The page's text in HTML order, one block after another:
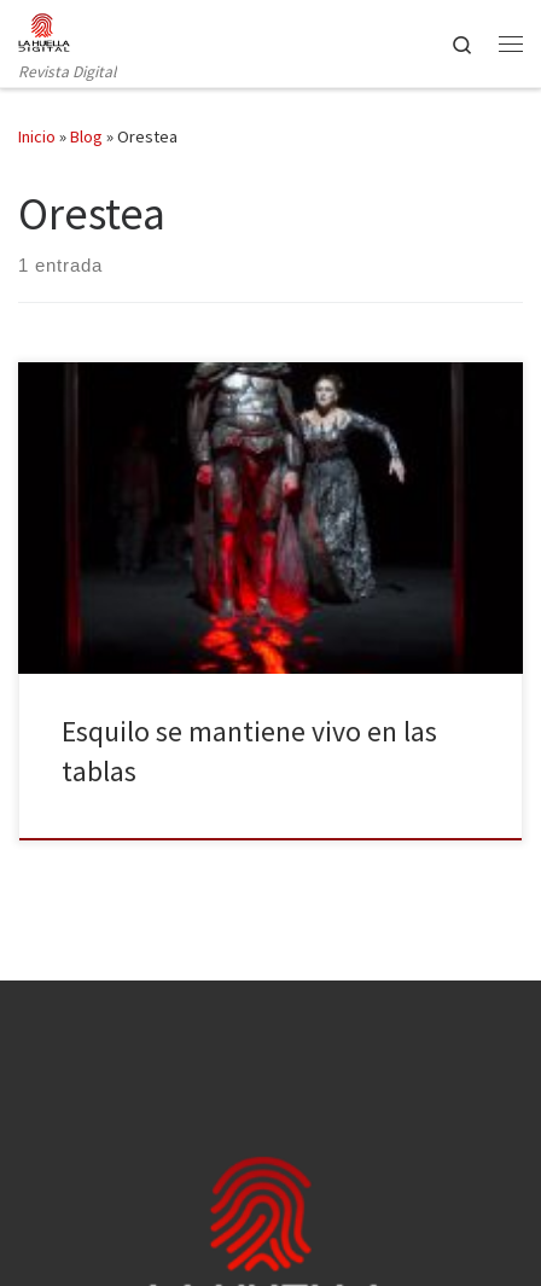
Saltar al contenido
Revista Digital
Search
Inicio »Blog »Orestea
Orestea
1 entrada
Los montajes de teatro clásico grecolatino son, a la vez, una
tentación y un peligro en sí mismos. Nunca se sabe por dónde
saldrá el director del montaje en cuestión, si se presenciará una
representación arqueológica o, por el contrario, un montaje tan
adaptado a la actualidad que de la […]
Esquilo se mantiene vivo en las
tablas